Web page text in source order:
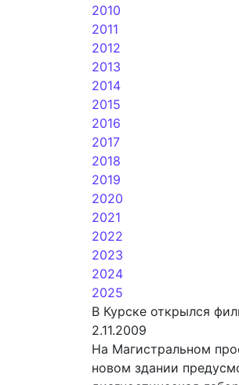
2010
2011
2012
2013
2014
2015
2016
2017
2018
2019
2020
2021
2022
2023
2024
2025
В Курске открылся
2.11.2009
На Магистральном
новом здании